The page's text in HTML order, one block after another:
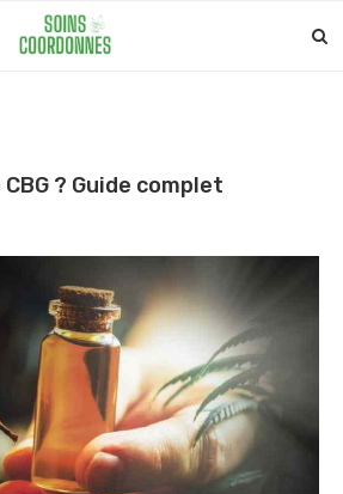
? Guide complet